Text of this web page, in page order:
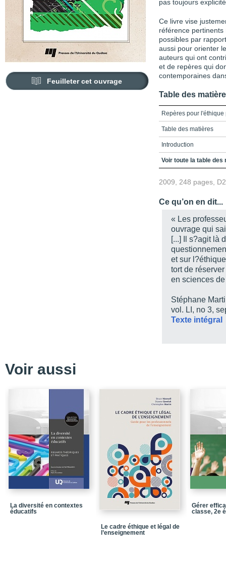
Feuilleter cet ouvrage
pas toujours
Ce livre vise
référence
possibles par
aussi pour orienter
auteurs qui ont
et de repères qui
contemporaines
Table des
Repères pour
Table des matières
Introduction
Chapitre 1
Chapitre 4
Chapitre 5
Chapitre 6
Chapitre 7
Chapitre 8
Chapitre 10
Voir toute la table des
2009, 248 pages,
Ce qu’on en dit...
« Les
ouvrage qui
[...] Il s?agit là
et sur
tort de
en sciences
Stéphane
vol. LI, no 3,
Texte intégral
Voir aussi
La diversité en contextes
éducatifs
Le cadre éthique et légal de
l’enseignement
Gérer
classe, 2e